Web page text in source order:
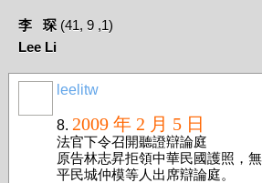
李 琛 (41, 9 ,1)
Lee Li
leelitw
8. 2009 年 2 月 5 日
法官下令召開聽證辯論庭
原告林志昇拒領中華民國護照，
平民城仲模等人出席辯論庭。